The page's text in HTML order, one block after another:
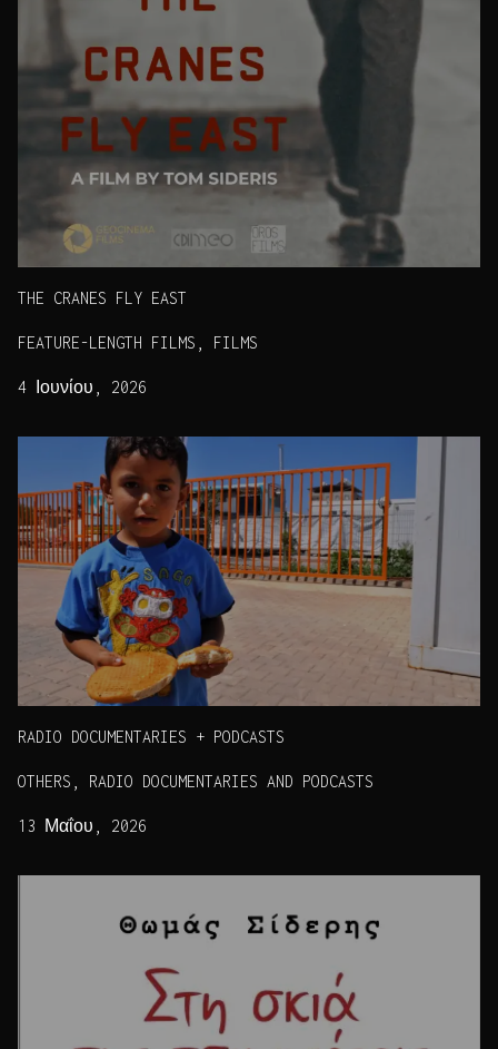
THE CRANES FLY EAST
FEATURE-LENGTH FILMS, FILMS
4 Ιουνίου, 2026
RADIO DOCUMENTARIES + PODCASTS
OTHERS, RADIO DOCUMENTARIES AND PODCASTS
13 Μαΐου, 2026